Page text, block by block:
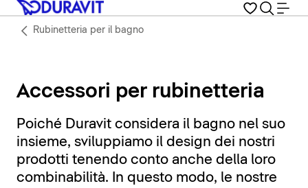
Rubinetteria per il bagno
Accessori per rubinetteria
Poiché Duravit considera il bagno nel suo
insieme, sviluppiamo il design dei nostri
prodotti tenendo conto anche della loro
combinabilità. In questo modo, le nostre